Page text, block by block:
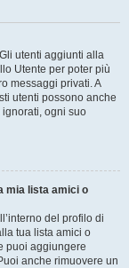
utenti aggiunti alla
Utente per poter più
messaggi privati. A
utenti possono anche
ogni suo
mia lista amici o
del profilo di
tua lista amici o
puoi aggiungere
anche rimuovere un